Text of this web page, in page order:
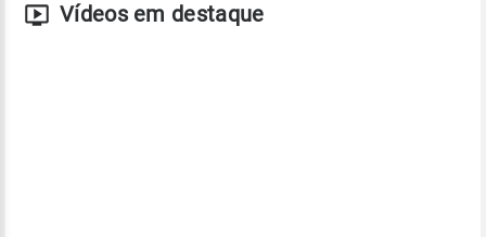
Vídeos em destaque